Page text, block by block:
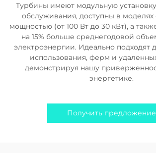
Турбины имеют модульную
обслуживания, доступны в моделях
мощностью (от 100 Вт до 30 кВт), а
на 15% больше среднегодовой
электроэнергии. Идеально подходят
использования, ферм и
демонстрируя нашу
энергетике.
Получить предложение